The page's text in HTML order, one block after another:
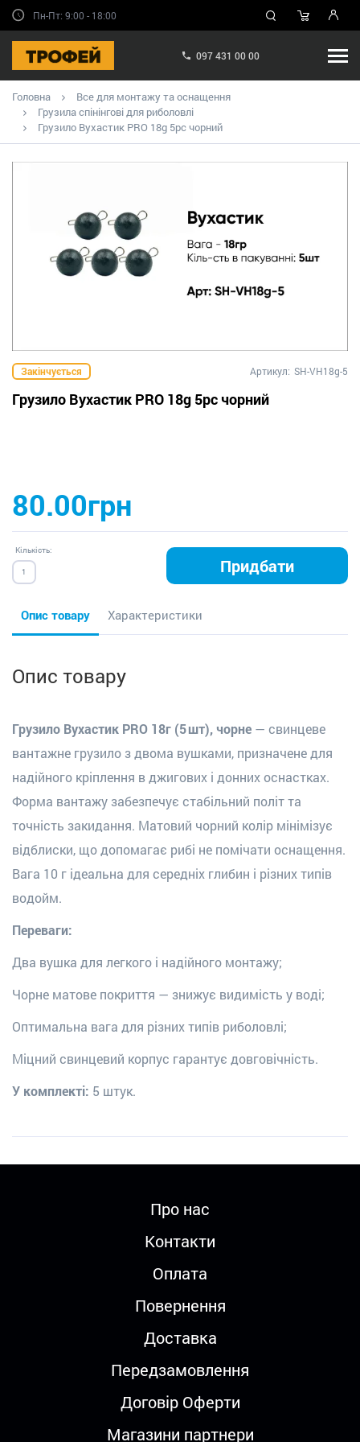
Пн-Пт: 9:00 - 18:00
097 431 00 00
Головна
Все для монтажу та оснащення
Грузила спінінгові для риболовлі
Грузило Вухастик PRO 18g 5pc чорний
Закінчується Артикул: SH-VH18g-5
Грузило Вухастик PRO 18g 5pc чорний
80.00грн
Кількість:
Придбати
Опис товару Характеристики
Опис товару
Грузило Вухастик PRO 18г (5 шт), чорне — свинцеве
вантажне грузило з двома вушками, призначене для
надійного кріплення в джигових і донних оснастках.
Форма вантажу забезпечує стабільний політ та
точність закидання. Матовий чорний колір мінімізує
відблиски, що допомагає рибі не помічати оснащення.
Вага 10 г ідеальна для середніх глибин і різних типів
водойм.
Переваги:
Два вушка для легкого і надійного монтажу;
Чорне матове покриття — знижує видимість у воді;
Оптимальна вага для різних типів риболовлі;
Міцний свинцевий корпус гарантує довговічність.
У комплекті: 5 штук.
Про нас
Контакти
Оплата
Повернення
Доставка
Передзамовлення
Договір Оферти
Магазини партнери